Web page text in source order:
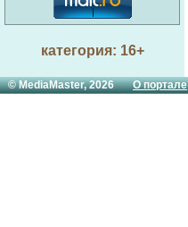
категория: 16+
© MediaMaster, 2026О портале